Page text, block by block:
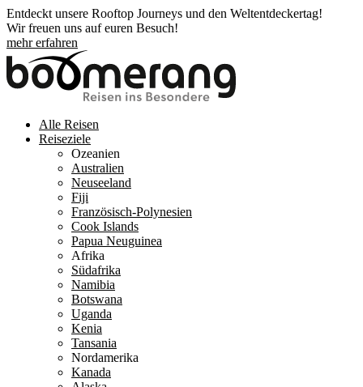
Entdeckt unsere Rooftop Journeys und den Weltentdeckertag!
Wir freuen uns auf euren Besuch!
mehr erfahren
Alle Reisen
Reiseziele
Ozeanien
Australien
Neuseeland
Fiji
Französisch-Polynesien
Cook Islands
Papua Neuguinea
Afrika
Südafrika
Namibia
Botswana
Uganda
Kenia
Tansania
Nordamerika
Kanada